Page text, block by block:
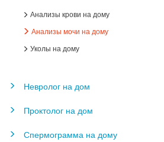
Анализы крови на дому
Анализы мочи на дому
Уколы на дому
Невролог на дом
Проктолог на дом
Спермограмма на дому